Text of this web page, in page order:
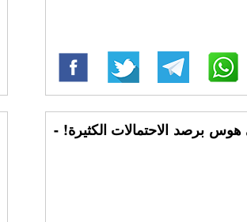
هوس برصد الاحتمالات الكثيرة! -